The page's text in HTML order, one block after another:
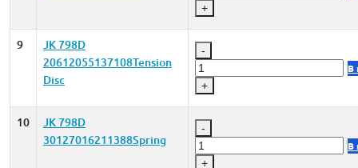
+
9
JK 798D
20612055137108Tension
Disc
-
+
В
10
JK 798D
30127016211388Spring
-
+
В